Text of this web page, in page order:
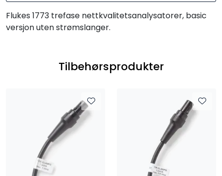
Flukes 1773 trefase nettkvalitetsanalysatorer, basic
versjon uten strømslanger.
Tilbehørsprodukter